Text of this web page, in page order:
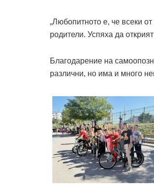
„Любопитното е, че всеки
родители. Успяха да
Благодарение на
различни, но има и много